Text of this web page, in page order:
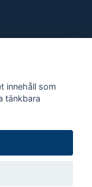
innehåll som
tänkbara